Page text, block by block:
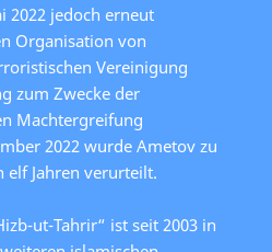
2022 jedoch erneut
Organisation von
Vereinigung
zum Zwecke der
Machtergreifung
2022 wurde Ametov zu
elf Jahren verurteilt.
ut-Tahrir“ ist seit 2003 in